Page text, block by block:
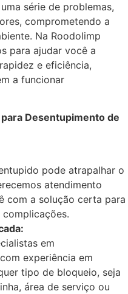
série de problemas,
comprometendo a
Na Roodolimp
para ajudar você a
e eficiência,
a funcionar
Desentupimento de
pode atrapalhar o
atendimento
com a solução certa para
em
experiência em
tipo de bloqueio, seja
área de serviço ou